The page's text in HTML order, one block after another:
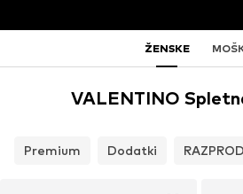
ŽENSKE
VALENTINO
Premium Dodatki